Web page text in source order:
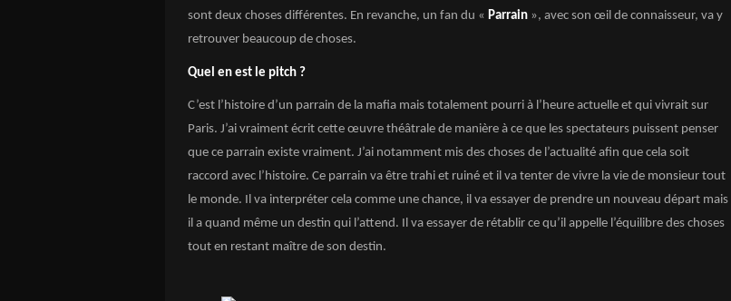
sont deux choses différentes. En revanche, un fan du « Parrain », avec son œil de connaisseur, va y
retrouver beaucoup de choses.
Quel en est le pitch ?
C’est l’histoire d’un parrain de la mafia mais totalement pourri à l’heure actuelle et qui vivrait sur
Paris. J’ai vraiment écrit cette œuvre théâtrale de manière à ce que les spectateurs puissent penser
que ce parrain existe vraiment. J’ai notamment mis des choses de l’actualité afin que cela soit
raccord avec l’histoire. Ce parrain va être trahi et ruiné et il va tenter de vivre la vie de monsieur tout
le monde. Il va interpréter cela comme une chance, il va essayer de prendre un nouveau départ mais
il a quand même un destin qui l’attend. Il va essayer de rétablir ce qu’il appelle l’équilibre des choses
tout en restant maître de son destin.